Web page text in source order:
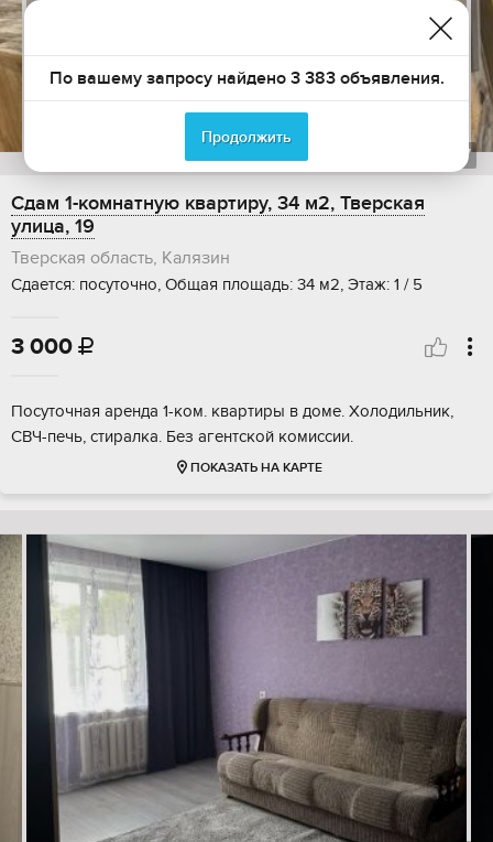
27
Сдам 1-комнатную квартиру, 34 м2, Тверская
улица, 19
Тверская область, Калязин
Сдается: посуточно, Общая площадь: 34 м2, Этаж: 1 / 5
3 000 
Посуточная аренда 1-ком. квартиры в доме. Холодильник,
СВЧ-печь, стиралка. Без агентской комиссии.
ПОКАЗАТЬ НА КАРТЕ
По вашему запросу найдено 3 383 объявления.
Продолжить